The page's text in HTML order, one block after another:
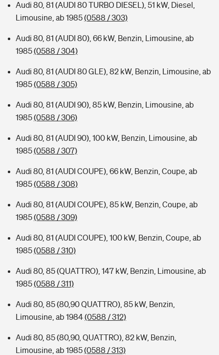
Typklassen: So ist Ihr Auto eingestuft
Sie haben Fragen?
Audi 80, 81 (AUDI 80 TURBO DIESEL), 51 kW, Diesel,
Limousine, ab 1985(0588 / 303)
Audi 80, 81 (AUDI 80), 66 kW, Benzin, Limousine, ab
1985(0588 / 304)
Audi 80, 81 (AUDI 80 GLE), 82 kW, Benzin, Limousine, ab
1985(0588 / 305)
Audi 80, 81 (AUDI 90), 85 kW, Benzin, Limousine, ab
1985(0588 / 306)
Audi 80, 81 (AUDI 90), 100 kW, Benzin, Limousine, ab
1985(0588 / 307)
Audi 80, 81 (AUDI COUPE), 66 kW, Benzin, Coupe, ab
1985(0588 / 308)
Audi 80, 81 (AUDI COUPE), 85 kW, Benzin, Coupe, ab
1985(0588 / 309)
Audi 80, 81 (AUDI COUPE), 100 kW, Benzin, Coupe, ab
1985(0588 / 310)
Audi 80, 85 (QUATTRO), 147 kW, Benzin, Limousine, ab
1985(0588 / 311)
Audi 80, 85 (80,90 QUATTRO), 85 kW, Benzin,
Limousine, ab 1984(0588 / 312)
Audi 80, 85 (80,90, QUATTRO), 82 kW, Benzin,
Limousine, ab 1985(0588 / 313)